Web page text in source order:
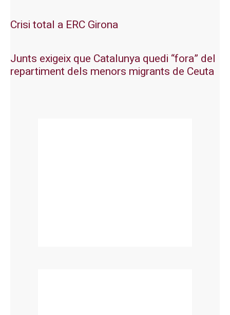
Crisi total a ERC Girona
Junts exigeix que Catalunya quedi “fora” del
repartiment dels menors migrants de Ceuta